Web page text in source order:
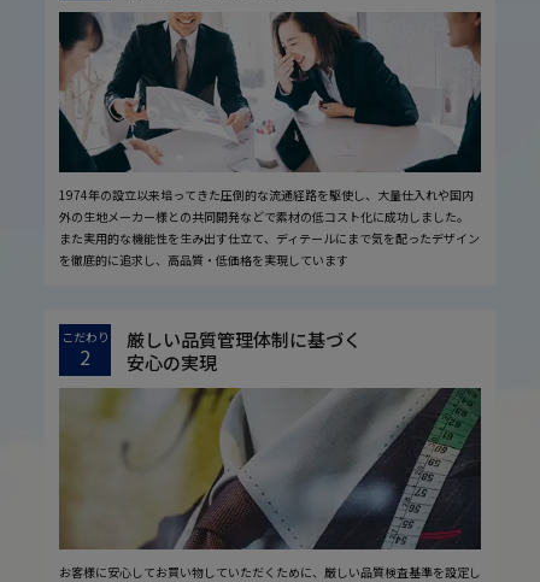
1974年の設立以来培ってきた圧倒的な流通経路を駆使し、大量仕入れや国内
外の生地メーカー様との共同開発などで素材の低コスト化に成功しました。
また実用的な機能性を生み出す仕立て、ディテールにまで気を配ったデザイン
を徹底的に追求し、高品質・低価格を実現しています
こだわり
2
厳しい品質管理体制に基づく
安心の実現
お客様に安心してお買い物していただくために、厳しい品質検査基準を設定し